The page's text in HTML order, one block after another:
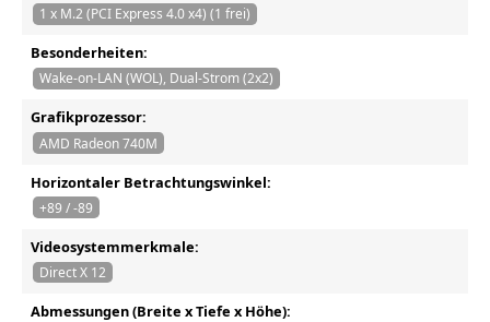
1 x M.2 (PCI Express 4.0 x4) (1 frei)
Besonderheiten:
Wake-on-LAN (WOL), Dual-Strom (2x2)
Grafikprozessor:
AMD Radeon 740M
Horizontaler Betrachtungswinkel:
+89 / -89
Videosystemmerkmale:
Direct X 12
Abmessungen (Breite x Tiefe x Höhe):